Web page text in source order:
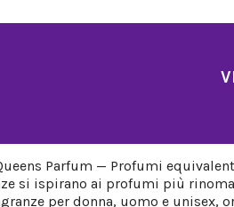
Parfum — Profumi
si ispirano ai profumi più
per donna, uomo e unisex,